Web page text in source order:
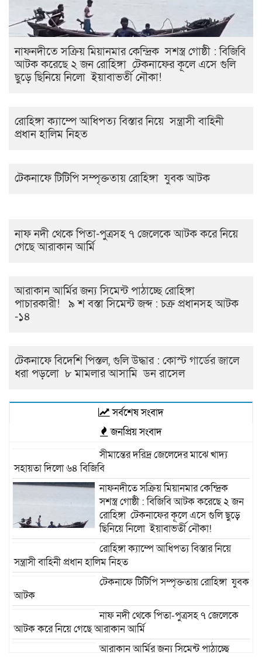
নাফনদীতে সক্রিয় মিয়ানমার কেন্দ্রিক সশস্ত্র গোষ্ঠী : বিজিবি
আটক করেছে ২ জন রোহিঙ্গা টেকনাফের কূলে এসে গুলি
ছুড়ে ছিনিয়ে নিলো ইয়াবাভর্তী নৌকা!
রোহিঙ্গা ক্যাম্পে আধিপত্য বিস্তার নিয়ে সন্ত্রাসী বাহিনী
প্রধান হালিম নিহত
টেকনাফে টিটিপি সম্পৃক্ততায় রোহিঙ্গা যুবক আটক
নাফ নদী থেকে পিতা-পুত্রসহ ৭ জেলেকে আটক করে নিয়ে
গেছে আরাকান আর্মি
আরাকান আর্মির জন্য সিমেন্ট পাঠাচ্ছে রোহিঙ্গা
পাচারকারী! ৯ শ বস্তা সিমেন্ট জব্দ : চক্র প্রধানসহ আটক
-১৪
টেকনাফে বিদেশি পিস্তল, গুলি উদ্ধার : কোস্ট গার্ডের জালে
ধরা পড়লো ৮ মামলার আসামি ডন রাসেল
সর্বশেষ সংবাদ
জনপ্রিয় সংবাদ
সীমান্তের দরিদ্র জেলেদের মাঝে খাদ্য
সহায়তা দিলো ৬৪ বিজিবি
নাফনদীতে সক্রিয় মিয়ানমার কেন্দ্রিক
সশস্ত্র গোষ্ঠী : বিজিবি আটক করেছে ২ জন
রোহিঙ্গা টেকনাফের কূলে এসে গুলি ছুড়ে
ছিনিয়ে নিলো ইয়াবাভর্তী নৌকা!
রোহিঙ্গা ক্যাম্পে আধিপত্য বিস্তার নিয়ে
সন্ত্রাসী বাহিনী প্রধান হালিম নিহত
টেকনাফে টিটিপি সম্পৃক্ততায় রোহিঙ্গা যুবক
আটক
নাফ নদী থেকে পিতা-পুত্রসহ ৭ জেলেকে
আটক করে নিয়ে গেছে আরাকান আর্মি
আরাকান আর্মির জন্য সিমেন্ট পাঠাচ্ছে